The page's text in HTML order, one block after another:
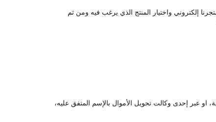
إلكتروني واختيار المنتج الذي يرغب فيه ومن ثم
او عبر إحدى وكالت تحويل الأموال بالإسم المتفق عليه،